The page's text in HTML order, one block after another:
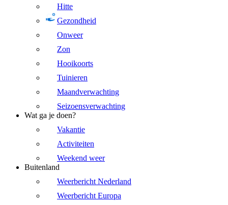
Hitte
Gezondheid
Onweer
Zon
Hooikoorts
Tuinieren
Maandverwachting
Seizoensverwachting
Wat ga je doen?
Vakantie
Activiteiten
Weekend weer
Buitenland
Weerbericht Nederland
Weerbericht Europa